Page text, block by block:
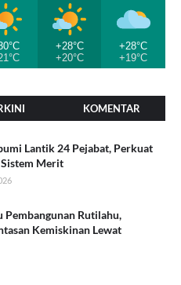
+28°C
+20°C
+28°C
+19°C
KOMENTAR
Lantik 24 Pejabat, Perkuat
Merit
Pembangunan Rutilahu,
Kemiskinan Lewat